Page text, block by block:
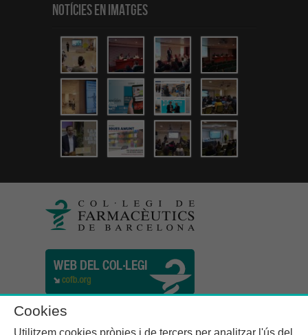
Notícies en Imatges
Cookies
Utilitzem cookies pròpies i de tercers per analitzar l'ús del